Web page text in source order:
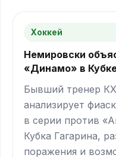
Хоккей
Немировски
«Динамо» в
Бывший тренер
анализирует
в серии против
Кубка Гагарина,
поражения и